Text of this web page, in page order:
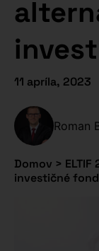
11 apríla, 2023
Roman
Domov >
investičné